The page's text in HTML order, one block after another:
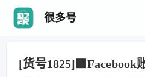
很多号
[货号1825]🟩Facebook